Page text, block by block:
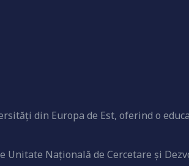
din Europa de Est, oferind o
Unitate Naţională de Cercetare şi